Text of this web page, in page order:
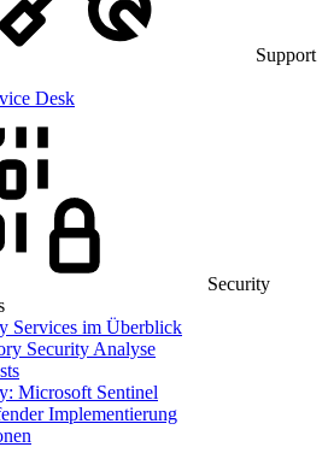
Support
Desk
Security
Services im Überblick
Security Analyse
Microsoft Sentinel
Implementierung